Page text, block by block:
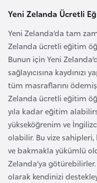
Yeni Zelanda Ücretli
Yeni Zelanda’da tam
Zelanda ücretli eğitim
Bunun için Yeni
sağlayıcısına
tüm masraflarını
Zelanda ücretli eğitim
yıla kadar eğitim
yükseköğrenim ve
olabilir. Bu vize sahipleri,
ve bakmakla yükümlü
Zelanda’ya
olarak kendinizi
y
e
t
i
C
e
z
a
y
i
r